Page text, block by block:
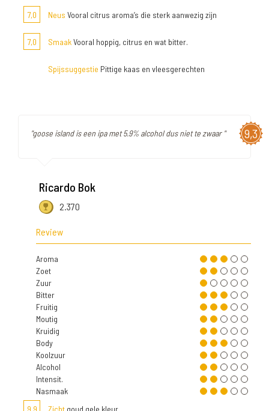
7,0 Neus Vooral citrus aroma’s die sterk aanwezig zijn
7,0 SmaakVooral hoppig, citrus en wat bitter.
Spijssuggestie Pittige kaas en vleesgerechten
9,3
"goose island is een ipa met 5.9% alcohol dus niet te zwaar "
Ricardo Bok
2.370
Review
Aroma
Zoet
Zuur
Bitter
Fruitig
Moutig
Kruidig
Body
Koolzuur
Alcohol
Intensit.
Nasmaak